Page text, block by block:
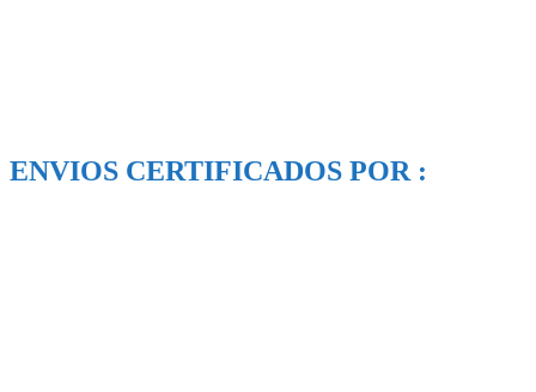
ENVIOS CERTIFICADOS POR :